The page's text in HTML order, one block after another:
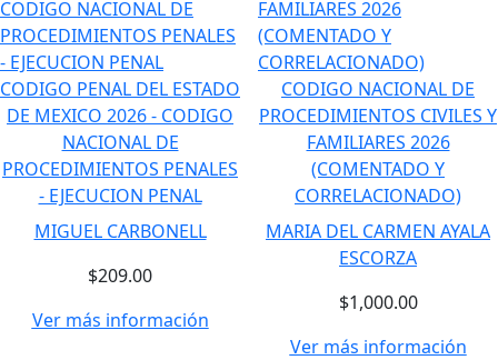
CODIGO PENAL DEL ESTADO
DE MEXICO 2026 - CODIGO
NACIONAL DE
PROCEDIMIENTOS PENALES
- EJECUCION PENAL
MIGUEL CARBONELL
$209.00
Ver más información
CODIGO NACIONAL DE
PROCEDIMIENTOS CIVILES Y
FAMILIARES 2026
(COMENTADO Y
CORRELACIONADO)
MARIA DEL CARMEN AYALA
ESCORZA
$1,000.00
Ver más información